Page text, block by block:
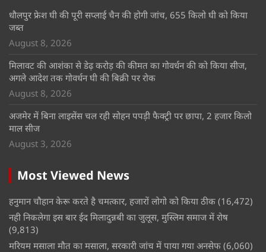
धौलपुर फ्रेश घी की पूरी सप्लाई चैन की होगी जांच, 655 किलो घी को किया
जब्त
August 8, 2026
मिलावट की आशंका से डेढ़ करोड़ की कीमत का गोवर्धन की को किया सीज,
अगले आदेश तक गोवर्धन घी की बिक्री पर रोक
August 8, 2026
अजमेर में बिना लाइसेंस चल रही सोहन पपड़ी फैक्ट्री पर छापा, 2 हजार किलो
माल सीज
August 3, 2026
Most Viewed News
हनुमान चौहान केरू करते है चमत्कार, हजारों लोगो को किया ठीक (16,472)
नही निकलेगा इस बार ईद मिलादुन्नबी का जुलूस, मुस्लिम समाज में रोष
(9,813)
मरियम मसाला मौत का मसाला, सरकारी जांच में पाया गया अनसेफ (6,060)